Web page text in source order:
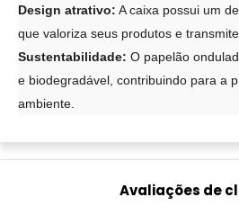
Design atrativo: A caixa possui um
que valoriza seus produtos e
Sustentabilidade: O papelão
e biodegradável, contribuindo para a
ambiente.
Avaliações de